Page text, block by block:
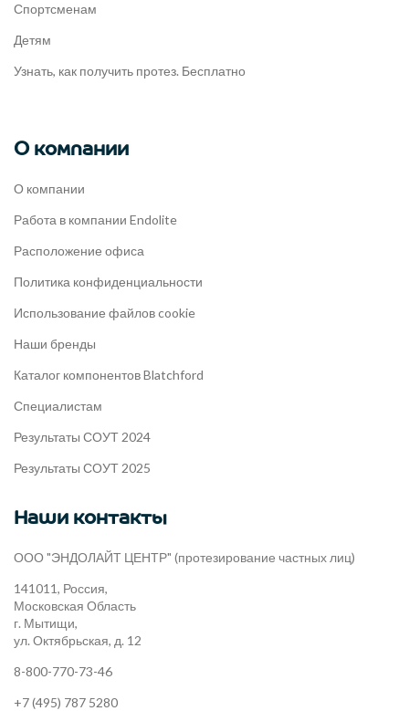
Спортсменам
Детям
Узнать, как получить протез. Бесплатно
О компании
О компании
Работа в компании Endolite
Расположение офиса
Политика конфиденциальности
Использование файлов cookie
Наши бренды
Каталог компонентов Blatchford
Специалистам
Результаты СОУТ 2024
Результаты СОУТ 2025
Наши контакты
ООО "ЭНДОЛАЙТ ЦЕНТР" (протезирование частных лиц)
141011, Россия,
Московская Область
г. Мытищи,
ул. Октябрьская, д. 12
8-800-770-73-46
+7 (495) 787 5280